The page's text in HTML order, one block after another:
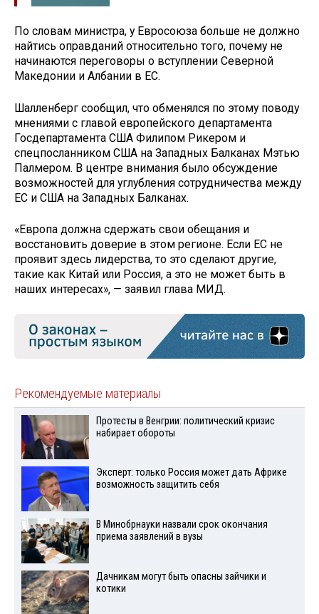
По словам министра, у Евросоюза больше не должно
найтись оправданий относительно того, почему не
начинаются переговоры о вступлении Северной
Македонии и Албании в ЕС.
Шалленберг сообщил, что обменялся по этому поводу
мнениями с главой европейского департамента
Госдепартамента США Филипом Рикером и
спецпосланником США на Западных Балканах Мэтью
Палмером. В центре внимания было обсуждение
возможностей для углубления сотрудничества между
ЕС и США на Западных Балканах.
«Европа должна сдержать свои обещания и
восстановить доверие в этом регионе. Если ЕС не
проявит здесь лидерства, то это сделают другие,
такие как Китай или Россия, а это не может быть в
наших интересах», — заявил глава МИД.
Рекомендуемые материалы
Протесты в Венгрии: политический кризис
набирает обороты
Эксперт: только Россия может дать Африке
возможность защитить себя
В Минобрнауки назвали срок окончания
приема заявлений в вузы
Дачникам могут быть опасны зайчики и
котики